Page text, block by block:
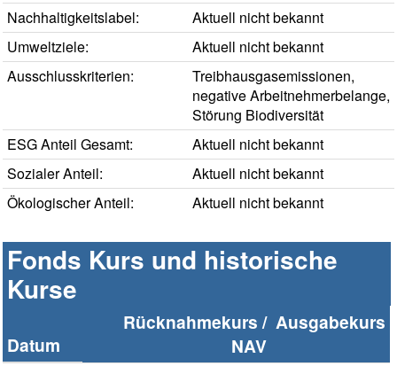
Nachhaltigkeitslabel:
Aktuell nicht bekannt
Umweltziele:
Aktuell nicht bekannt
Ausschlusskriterien:
Treibhausgasemissionen,
negative Arbeitnehmerbelange,
Störung Biodiversität
ESG Anteil Gesamt:
Aktuell nicht bekannt
Sozialer Anteil:
Aktuell nicht bekannt
Ökologischer Anteil:
Aktuell nicht bekannt
Fonds Kurs und historische
Kurse
Datum
Rücknahmekurs /
NAV
Ausgabekurs